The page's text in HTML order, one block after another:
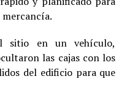
sitio en un vehículo,
las cajas con los
del edificio para que